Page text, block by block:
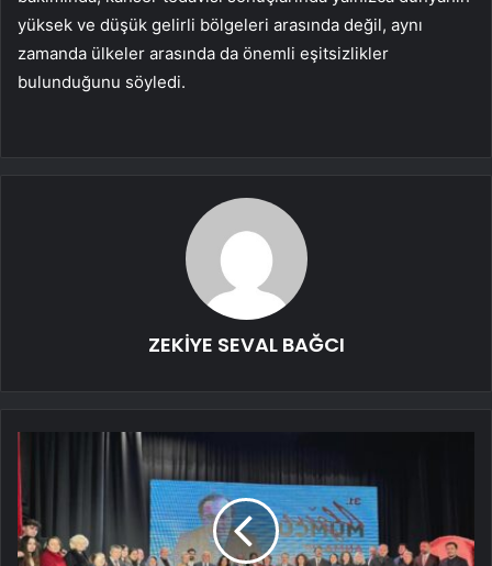
yüksek ve düşük gelirli bölgeleri arasında değil, aynı
zamanda ülkeler arasında da önemli eşitsizlikler
bulunduğunu söyledi.
ZEKİYE SEVAL BAĞCI